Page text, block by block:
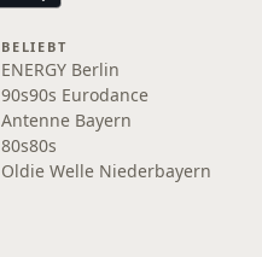
BELIEBT
ENERGY Berlin
90s90s Eurodance
Antenne Bayern
80s80s
Oldie Welle Niederbayern